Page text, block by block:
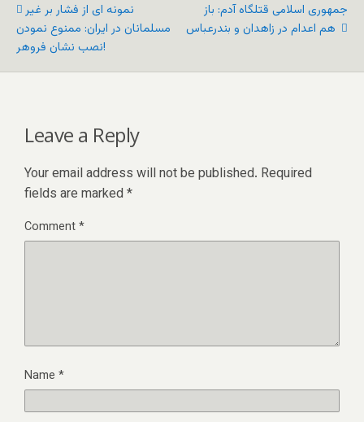
نمونه ای از فشار بر غیر
مسلمانان در ایران: ممنوع نمودن
نصب نشان فروهر!
جمهوری اسلامی قتلگاه آدم: باز
Leave a Reply
Your email address will not be published. Required
fields are marked *
Comment*
Name *